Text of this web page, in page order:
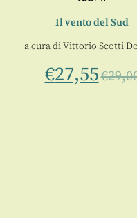
Il vento del Sud
a cura diVittorio Scotti
€27,55€